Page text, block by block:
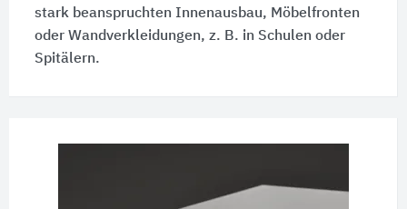
stark beanspruchten Innenausbau, Möbelfronten
oder Wandverkleidungen, z. B. in Schulen oder
Spitälern.